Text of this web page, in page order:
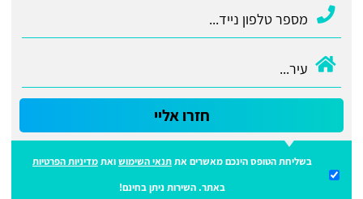
חזרו אליי
בשליחת הטופס הינכם מאשרים אתתנאי השימושואתמדיניות הפרטיות
באתר. השירות ניתן בחינם!